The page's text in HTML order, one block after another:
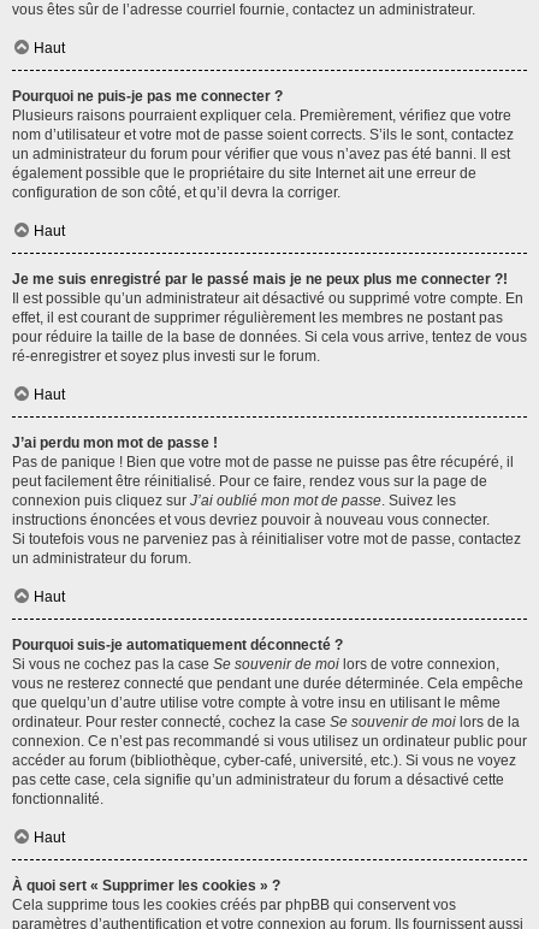
vous êtes sûr de l’adresse courriel fournie, contactez un administrateur.
Haut
Pourquoi ne puis-je pas me connecter ?
Plusieurs raisons pourraient expliquer cela. Premièrement, vérifiez que votre
nom d’utilisateur et votre mot de passe soient corrects. S’ils le sont, contactez
un administrateur du forum pour vérifier que vous n’avez pas été banni. Il est
également possible que le propriétaire du site Internet ait une erreur de
configuration de son côté, et qu’il devra la corriger.
Haut
Je me suis enregistré par le passé mais je ne peux plus me connecter ?!
Il est possible qu’un administrateur ait désactivé ou supprimé votre compte. En
effet, il est courant de supprimer régulièrement les membres ne postant pas
pour réduire la taille de la base de données. Si cela vous arrive, tentez de vous
ré-enregistrer et soyez plus investi sur le forum.
Haut
J’ai perdu mon mot de passe !
Pas de panique ! Bien que votre mot de passe ne puisse pas être récupéré, il
peut facilement être réinitialisé. Pour ce faire, rendez vous sur la page de
connexion puis cliquez sur J’ai oublié mon mot de passe. Suivez les
instructions énoncées et vous devriez pouvoir à nouveau vous connecter.
Si toutefois vous ne parveniez pas à réinitialiser votre mot de passe, contactez
un administrateur du forum.
Haut
Pourquoi suis-je automatiquement déconnecté ?
Si vous ne cochez pas la case Se souvenir de moi lors de votre connexion,
vous ne resterez connecté que pendant une durée déterminée. Cela empêche
que quelqu’un d’autre utilise votre compte à votre insu en utilisant le même
ordinateur. Pour rester connecté, cochez la case Se souvenir de moi lors de la
connexion. Ce n’est pas recommandé si vous utilisez un ordinateur public pour
accéder au forum (bibliothèque, cyber-café, université, etc.). Si vous ne voyez
pas cette case, cela signifie qu’un administrateur du forum a désactivé cette
fonctionnalité.
Haut
À quoi sert « Supprimer les cookies » ?
Cela supprime tous les cookies créés par phpBB qui conservent vos
paramètres d’authentification et votre connexion au forum. Ils fournissent aussi